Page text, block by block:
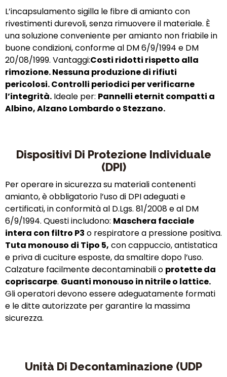
L’incapsulamento sigilla le fibre di amianto con
rivestimenti durevoli, senza rimuovere il materiale. È
una soluzione conveniente per amianto non friabile in
buone condizioni, conforme al DM 6/9/1994 e DM
20/08/1999. Vantaggi:Costi ridotti rispetto alla
rimozione. Nessuna produzione di rifiuti
pericolosi. Controlli periodici per verificarne
l’integrità. Ideale per: Pannelli eternit compatti a
Albino, Alzano Lombardo o Stezzano.
Dispositivi Di Protezione Individuale
(DPI)
Peroperare in sicurezza su materiali contenenti
amianto, è obbligatorio l’uso di DPI adeguati e
certificati, in conformità al D.Lgs. 81/2008 e al DM
6/9/1994. Questi includono: Maschera facciale
intera con filtro P3 o respiratore a pressione positiva.
Tuta monouso di Tipo 5, con cappuccio, antistatica
e priva di cuciture esposte, da smaltire dopo l’uso.
Calzature facilmente decontaminabili o protette da
copriscarpe. Guanti monouso in nitrile o lattice.
Gli operatori devono essere adeguatamente formati
e le ditte autorizzate per garantire la massima
sicurezza.
Unità Di Decontaminazione (UDP